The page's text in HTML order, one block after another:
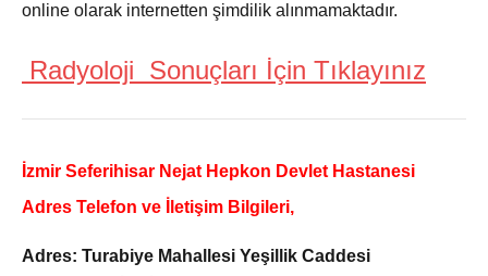
online olarak internetten şimdilik alınmamaktadır.
Radyoloji Sonuçları İçin Tıklayınız
İzmir Seferihisar Nejat Hepkon Devlet Hastanesi
Adres Telefon ve İletişim Bilgileri,
Adres: Turabiye Mahallesi Yeşillik Caddesi